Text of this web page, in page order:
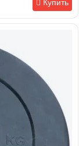
Купить